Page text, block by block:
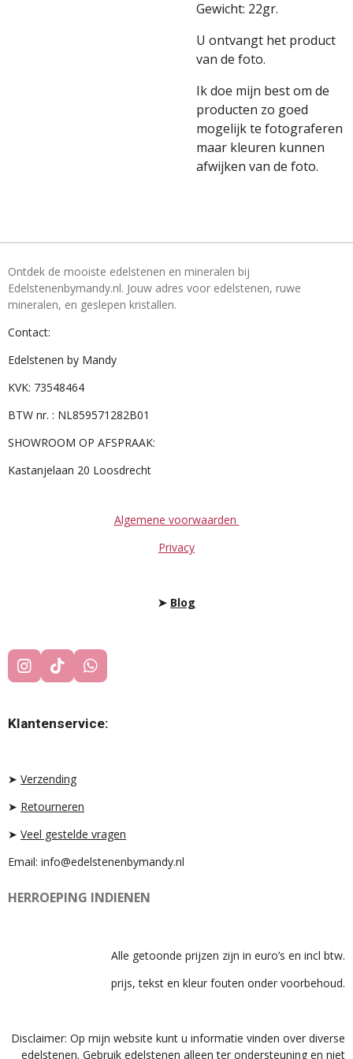
Gewicht: 22gr.
U ontvangt het product
van de foto.
Ik doe mijn best om de
producten zo goed
mogelijk te fotograferen
maar kleuren kunnen
afwijken van de foto.
Ontdek de mooiste edelstenen en mineralen bij
Edelstenenbymandy.nl. Jouw adres voor edelstenen, ruwe
mineralen, en geslepen kristallen.
Contact:
Edelstenen by Mandy
KVK: 73548464
BTW nr. : NL859571282B01
SHOWROOM OP AFSPRAAK:
Kastanjelaan 20 Loosdrecht
Algemene voorwaarden
Privacy
➤ Blog
I
N
T
A
A
T
I
T
O
W
H
T
S
Klantenservice:
➤ Verzending
➤ Retourneren
➤ Veel gestelde vragen
Email: info@edelstenenbymandy.nl
HERROEPING INDIENEN
Alle getoonde prijzen zijn in euro’s en incl btw.
prijs, tekst en kleur fouten onder voorbehoud.
Disclaimer: Op mijn website kunt u informatie vinden over diverse
edelstenen. Gebruik edelstenen alleen ter ondersteuning en niet